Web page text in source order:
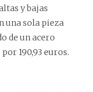
y bajas
una sola pieza
de un acero
190,93 euros.